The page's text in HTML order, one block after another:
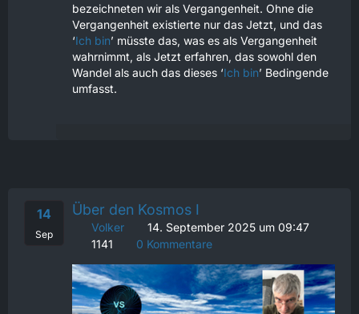
bezeichneten wir als Vergangenheit. Ohne die
Vergangenheit existierte nur das Jetzt, und das
‘Ich bin’ müsste das, was es als Vergangenheit
wahrnimmt, als Jetzt erfahren, das sowohl den
Wandel als auch das dieses ‘Ich bin’ Bedingende
umfasst.
14
Sep
Über den Kosmos I
Volker
14. September 2025 um 09:47
1141
0 Kommentare